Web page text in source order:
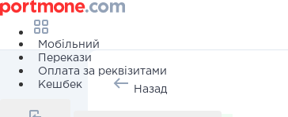
Мобільний
Перекази
Оплата за реквізитами
Кешбек
Назад